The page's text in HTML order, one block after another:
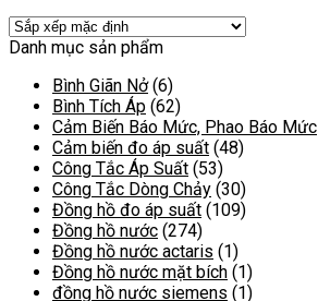
Danh mục sản phẩm
Bình Giãn Nở (6)
Bình Tích Áp (62)
Cảm Biến Báo Mức, Phao Báo Mức
Cảm biến đo áp suất (48)
Công Tắc Áp Suất (53)
Công Tắc Dòng Chảy (30)
Đồng hồ đo áp suất (109)
Đồng hồ nước (274)
Đồng hồ nước actaris (1)
Đồng hồ nước mặt bích (1)
đồng hồ nước siemens (1)